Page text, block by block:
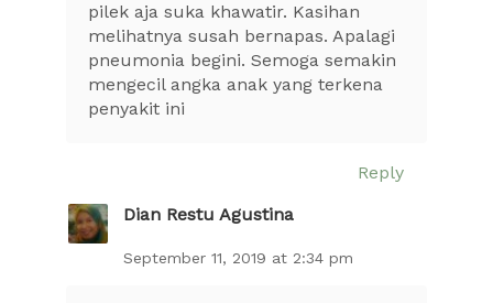
pilek aja suka khawatir. Kasihan
melihatnya susah bernapas. Apalagi
pneumonia begini. Semoga semakin
mengecil angka anak yang terkena
penyakit ini
Reply
Dian Restu Agustina
September 11, 2019 at 2:34 pm